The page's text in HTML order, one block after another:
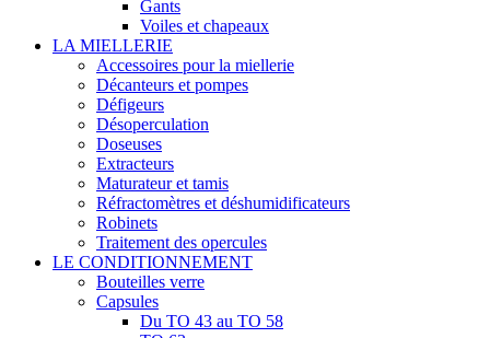
Gants
Voiles et chapeaux
LA MIELLERIE
Accessoires pour la miellerie
Décanteurs et pompes
Défigeurs
Désoperculation
Doseuses
Extracteurs
Maturateur et tamis
Réfractomètres et déshumidificateurs
Robinets
Traitement des opercules
LE CONDITIONNEMENT
Bouteilles verre
Capsules
Du TO 43 au TO 58